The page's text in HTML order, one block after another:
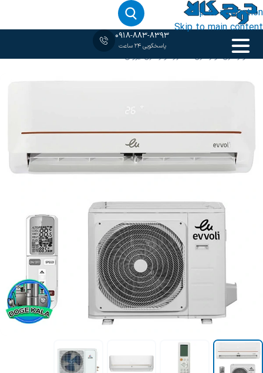
Skip to navigation
Skip to main content
0918-883-8393
پاسخگویی 24 ساعت
خانه‹کولر گازی/کولر گازی 12 هزار /کولر گازی ایوولی